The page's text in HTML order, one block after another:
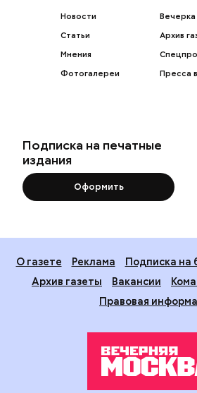
Новости
Статьи
Мнения
Фотогалереи
Архив
Пресса
Подписка на печатные
издания
Оформить
О газете Реклама
Подписка на
Архив газеты
Вакансии
Правовая